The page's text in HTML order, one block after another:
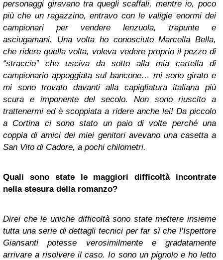
personaggi giravano tra quegli scaffali, mentre io, poco
più che un ragazzino, entravo con le valigie enormi dei
campionari per vendere lenzuola, trapunte e
asciugamani. Una volta ho conosciuto Marcella Bella,
che ridere quella volta, voleva vedere proprio il pezzo di
“straccio” che usciva da sotto alla mia cartella di
campionario appoggiata sul bancone… mi sono girato e
mi sono trovato davanti alla capigliatura italiana più
scura e imponente del secolo. Non sono riuscito a
trattenermi ed è scoppiata a ridere anche lei! Da piccolo
a Cortina ci sono stato un paio di volte perché una
coppia di amici dei miei genitori avevano una casetta a
San Vito di Cadore, a pochi chilometri.
Quali sono state le maggiori difficoltà incontrate
nella stesura della romanzo?
Direi che le uniche difficoltà sono state mettere insieme
tutta una serie di dettagli tecnici per far sì che l’Ispettore
Giansanti potesse verosimilmente e gradatamente
arrivare a risolvere il caso. Io sono un pignolo e ho letto